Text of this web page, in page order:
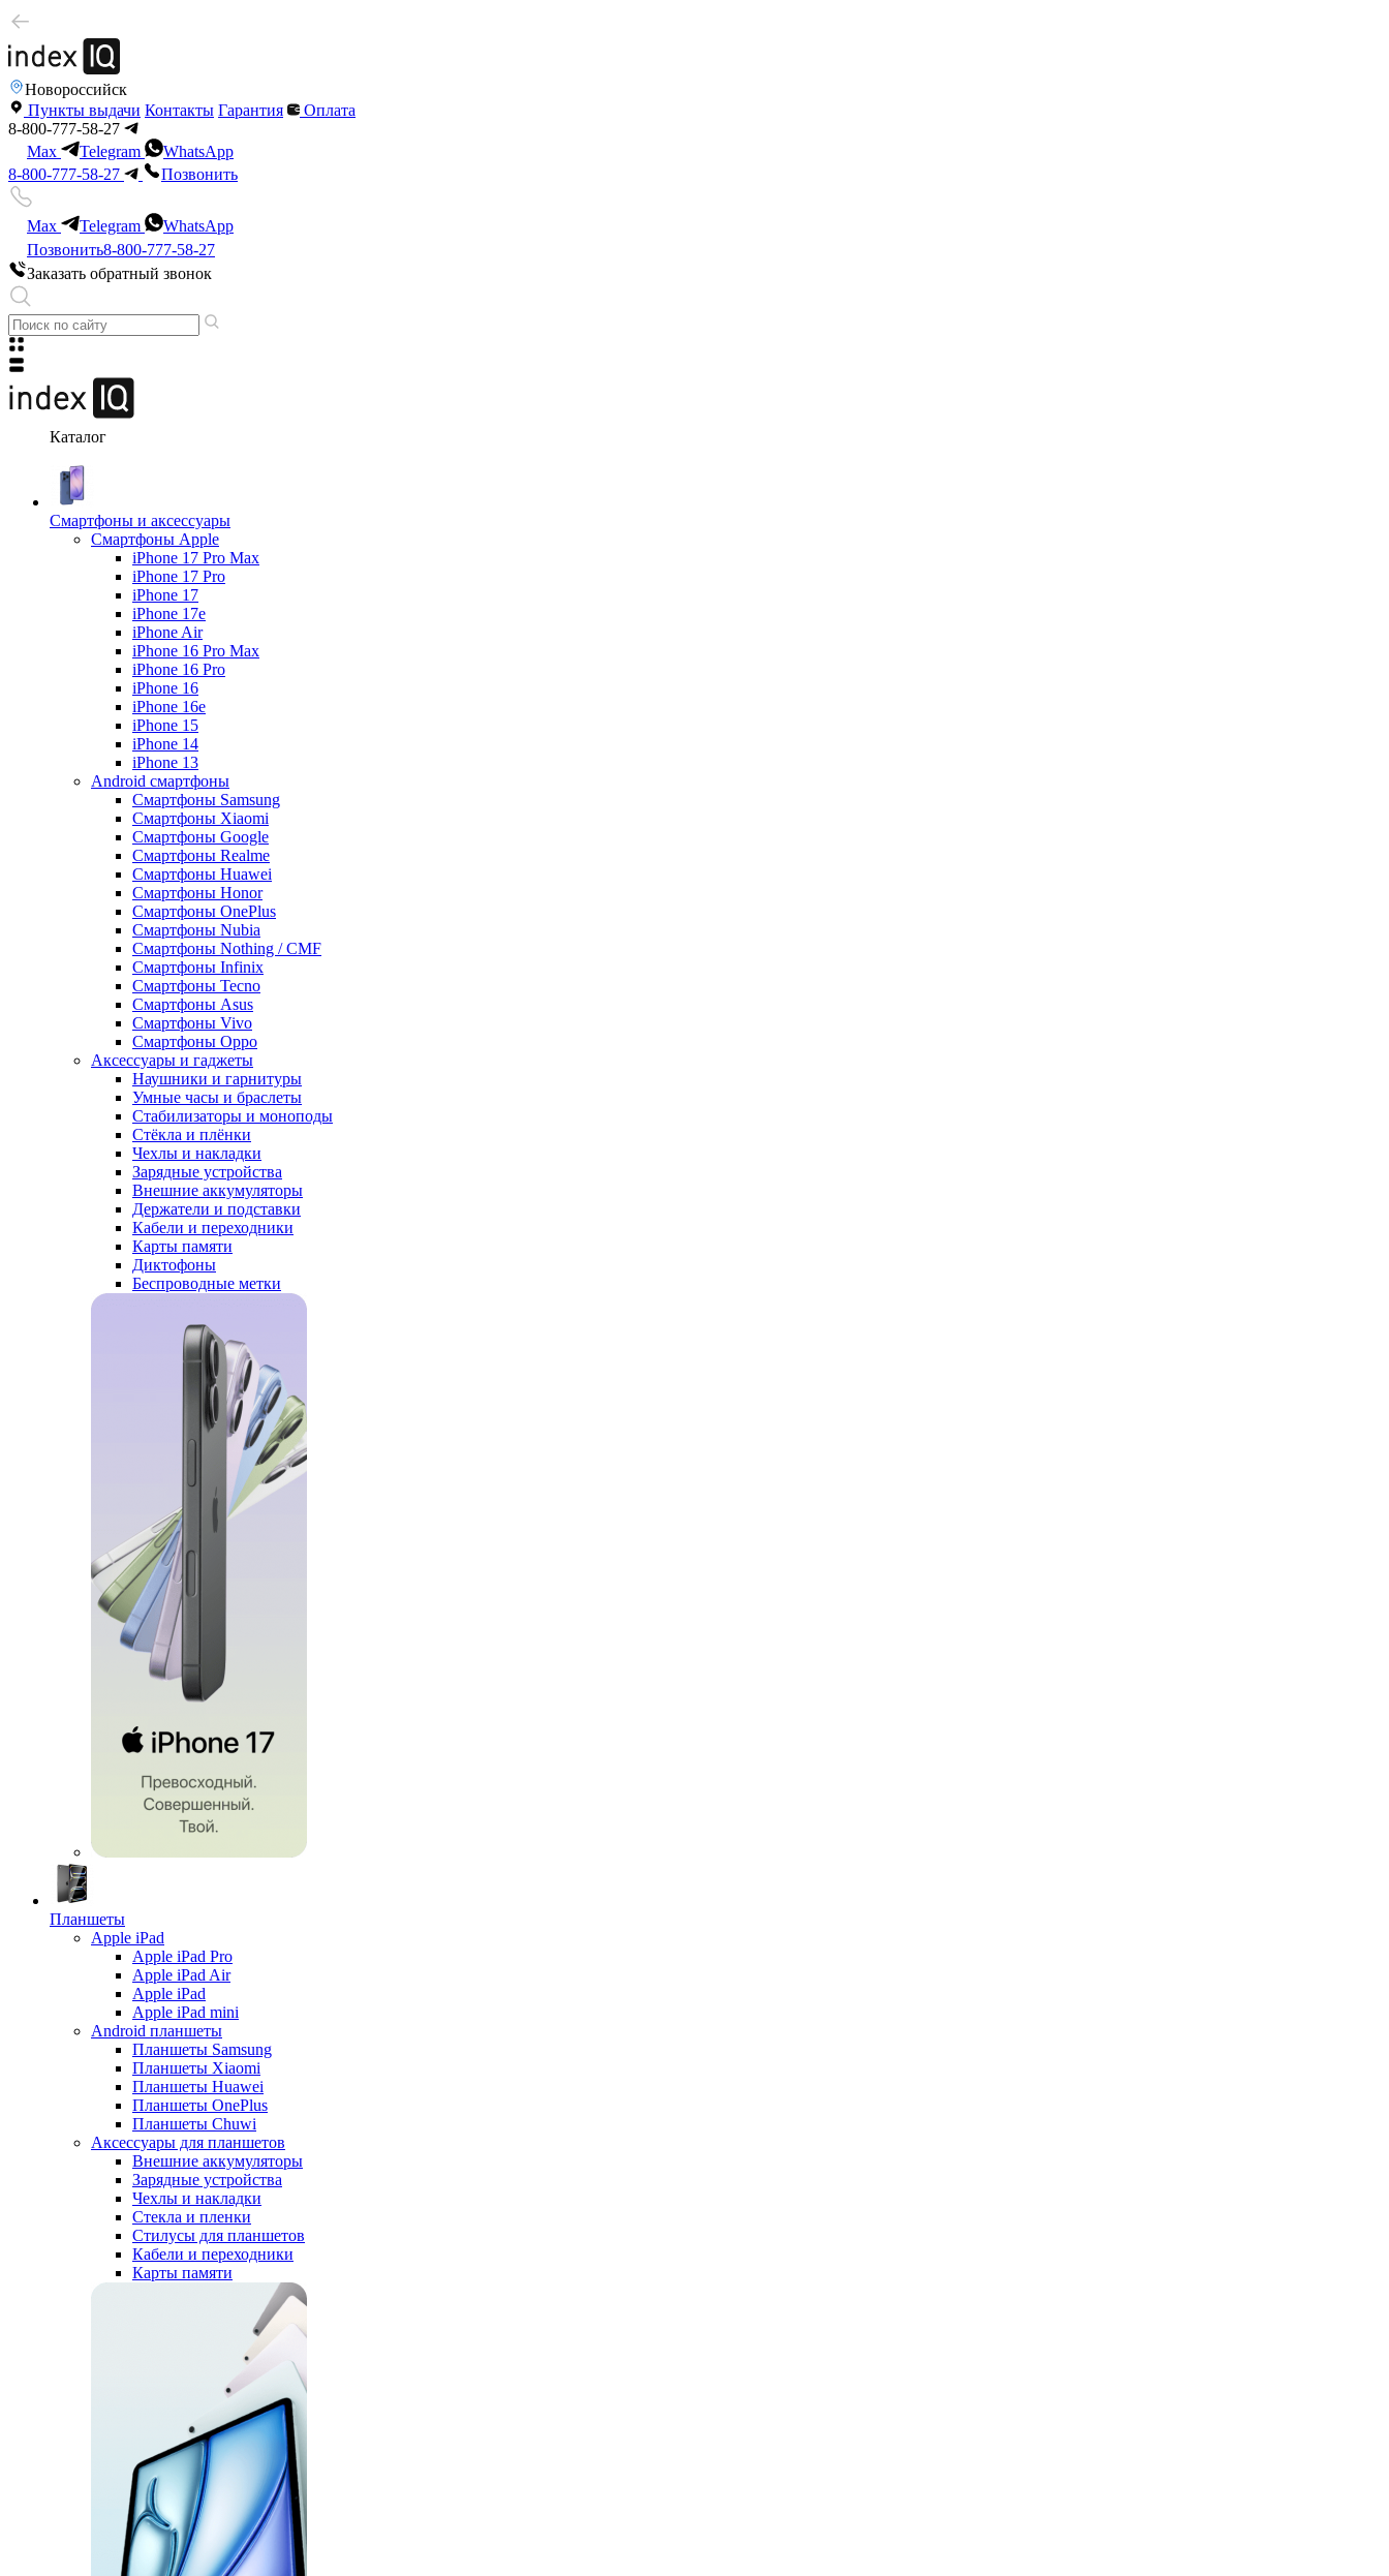
Новороссийск
Пункты выдачи Контакты Гарантия
Оплата
8-800-777-58-27
Max
Telegram
WhatsApp
8-800-777-58-27
Позвонить
Max Telegram
WhatsApp
Позвонить8-800-777-58-27
Заказать обратный звонок
Каталог
Смартфоны и аксессуары
Смартфоны Apple
iPhone 17 Pro Max
iPhone 17 Pro
iPhone 17
iPhone 17e
iPhone Air
iPhone 16 Pro Max
iPhone 16 Pro
iPhone 16
iPhone 16e
iPhone 15
iPhone 14
iPhone 13
Android cмартфоны
Смартфоны Samsung
Смартфоны Xiaomi
Смартфоны Google
Смартфоны Realme
Смартфоны Huawei
Смартфоны Honor
Смартфоны OnePlus
Смартфоны Nubia
Смартфоны Nothing / CMF
Смартфоны Infinix
Смартфоны Tecno
Смартфоны Asus
Смартфоны Vivo
Смартфоны Oppo
Аксессуары и гаджеты
Наушники и гарнитуры
Умные часы и браслеты
Стабилизаторы и моноподы
Стёкла и плёнки
Чехлы и накладки
Зарядные устройства
Внешние аккумуляторы
Держатели и подставки
Кабели и переходники
Карты памяти
Диктофоны
Беспроводные метки
Планшеты
Apple iPad
Apple iPad Pro
Apple iPad Air
Apple iPad
Apple iPad mini
Android планшеты
Планшеты Samsung
Планшеты Xiaomi
Планшеты Huawei
Планшеты OnePlus
Планшеты Chuwi
Аксессуары для планшетов
Внешние аккумуляторы
Зарядные устройства
Чехлы и накладки
Стекла и пленки
Стилусы для планшетов
Кабели и переходники
Карты памяти